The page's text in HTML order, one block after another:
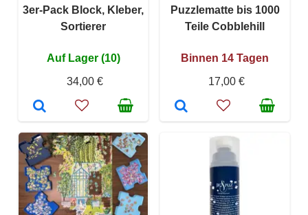
3er-Pack Block, Kleber,
Sortierer
Auf Lager (10)
34,00 €
Puzzlematte bis 1000
Teile Cobblehill
Binnen 14 Tagen
17,00 €